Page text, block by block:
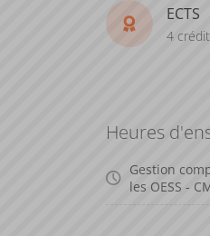
ECTS
4
Heures
Gestion
les OESS -